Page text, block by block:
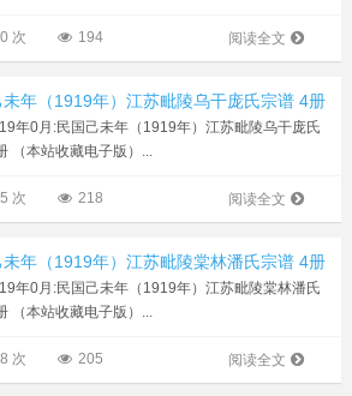
阅读全文
次 194
未年（1919年）江苏毗陵乌干庞氏宗谱 4册
年0月:民国己未年（1919年）江苏毗陵乌干庞氏
（本站收藏电子版）...
阅读全文
次 218
未年（1919年）江苏毗陵棠林潘氏宗谱 4册
年0月:民国己未年（1919年）江苏毗陵棠林潘氏
（本站收藏电子版）...
阅读全文
次 205